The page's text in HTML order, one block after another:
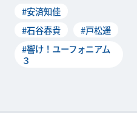
#安済知佳
#石谷春貴
#戸松遥
#響け！ユーフォニアム
３